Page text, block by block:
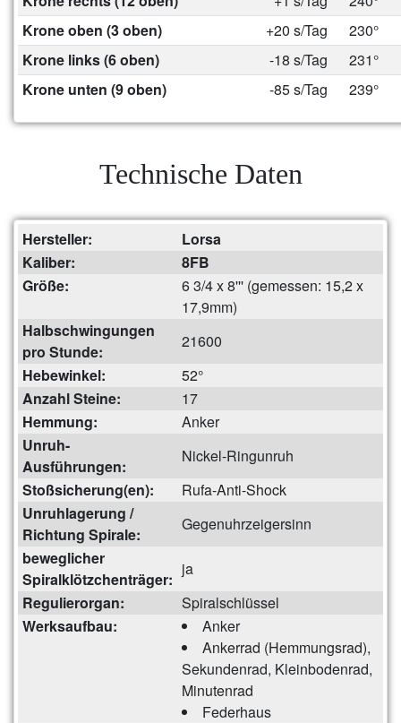
Krone oben (3 oben)
+20 s/Tag
230°
Krone links (6 oben)
-18 s/Tag
231°
Krone unten (9 oben)
-85 s/Tag 239°
Technische Daten
Hersteller:
Lorsa
Kaliber:
8FB
Größe:
6 3/4 x 8''' (gemessen: 15,2 x
17,9mm)
Halbschwingungen
pro Stunde:
21600
Hebewinkel:
52°
Anzahl Steine:
17
Hemmung:
Anker
Unruh-
Ausführungen:
Nickel-Ringunruh
Stoßsicherung(en):
Rufa-Anti-Shock
Unruhlagerung /
Richtung Spirale:
Gegenuhrzeigersinn
beweglicher
Spiralklötzchenträger:
ja
Regulierorgan:
Spiralschlüssel
Werksaufbau:
Anker
Ankerrad (Hemmungsrad),
Sekundenrad, Kleinbodenrad,
Minutenrad
Federhaus